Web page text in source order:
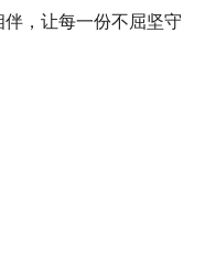
，让每一份不屈坚守